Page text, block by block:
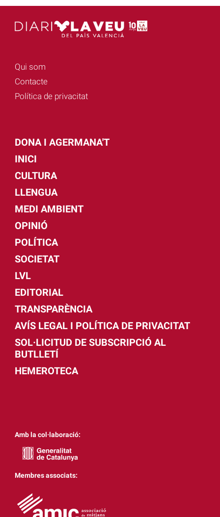
Qui som
Contacte
Política de privacitat
DONA I AGERMANA'T
INICI
CULTURA
LLENGUA
MEDI AMBIENT
OPINIÓ
POLÍTICA
SOCIETAT
LVL
EDITORIAL
TRANSPARÈNCIA
AVÍS LEGAL I POLÍTICA DE PRIVACITAT
SOL·LICITUD DE SUBSCRIPCIÓ AL
BUTLLETÍ
HEMEROTECA
Amb la col·laboració:
Membres associats: